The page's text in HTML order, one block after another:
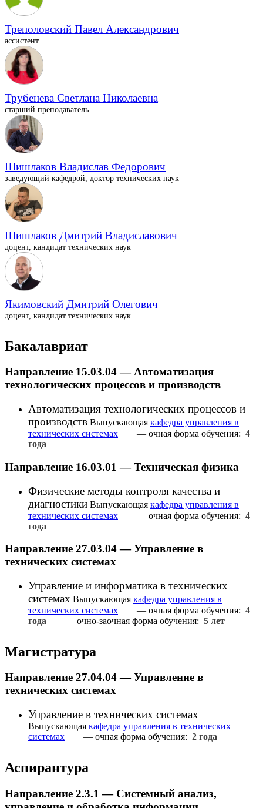
Треполовский Павел Александрович
ассистент
Трубенева Светлана Николаевна
старший преподаватель
Шишлаков Владислав Федорович
заведующий кафедрой, доктор технических наук
Шишлаков Дмитрий Владиславович
доцент, кандидат технических наук
Якимовский Дмитрий Олегович
доцент, кандидат технических наук
Бакалавриат
Направление 15.03.04 — Автоматизация
технологических процессов и производств
Автоматизация технологических процессов и
производств Выпускающая кафедра управления в
технических системах
— очная форма обучения: 4
года
Направление 16.03.01 — Техническая физика
Физические методы контроля качества и
диагностики Выпускающая кафедра управления в
технических системах
— очная форма обучения: 4
года
Направление 27.03.04 — Управление в
технических системах
Управление и информатика в технических
системах Выпускающая кафедра управления в
технических системах
— очная форма обучения: 4
года
— очно-заочная форма обучения: 5 лет
Магистратура
Направление 27.04.04 — Управление в
технических системах
Управление в технических системах
Выпускающая кафедра управления в технических
системах
— очная форма обучения: 2 года
Аспирантура
Направление 2.3.1 — Системный анализ,